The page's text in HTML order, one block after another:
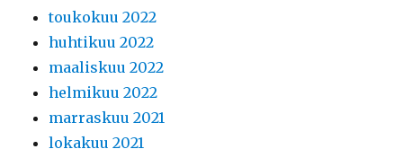
toukokuu 2022
huhtikuu 2022
maaliskuu 2022
helmikuu 2022
marraskuu 2021
lokakuu 2021